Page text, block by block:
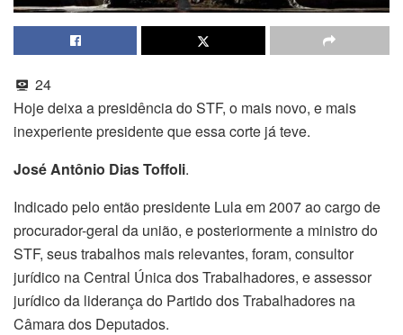
24
Hoje deixa a presidência do STF, o mais novo, e mais
inexperiente presidente que essa corte já teve.
José Antônio Dias Toffoli.
Indicado pelo então presidente Lula em 2007 ao cargo de
procurador-geral da união, e posteriormente a ministro do
STF, seus trabalhos mais relevantes, foram, consultor
jurídico na Central Única dos Trabalhadores, eassessor
jurídico da liderança do Partido dos Trabalhadores na
Câmara dos Deputados.